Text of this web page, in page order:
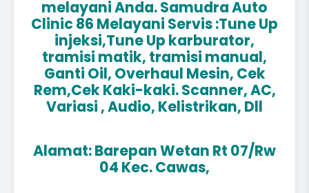
melayani Anda. Samudra Auto
Clinic 86 Melayani Servis :Tune Up
injeksi,Tune Up karburator,
tramisi matik, tramisi manual,
Ganti Oil, Overhaul Mesin, Cek
Rem,Cek Kaki-kaki. Scanner, AC,
Variasi , Audio, Kelistrikan, Dll
Alamat: Barepan Wetan Rt 07/Rw
04 Kec. Cawas,